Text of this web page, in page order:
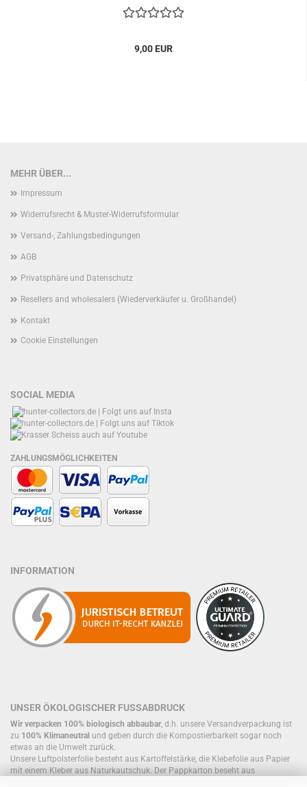
9,00 EUR
MEHR ÜBER...
Impressum
Widerrufsrecht & Muster-Widerrufsformular
Versand-, Zahlungsbedingungen
AGB
Privatsphäre und Datenschutz
Resellers and wholesalers (Wiederverkäufer u. Großhandel)
Kontakt
Cookie Einstellungen
SOCIAL MEDIA
ZAHLUNGSMÖGLICHKEITEN
INFORMATION
UNSER ÖKOLOGISCHER FUSSABDRUCK
Wir verpacken 100% biologisch abbaubar, d.h. unsere Versandverpackung ist
zu 100% Klimaneutral und geben durch die Kompostierbarkeit sogar noch
etwas an die Umwelt zurück.
Unsere Luftpolsterfolie besteht aus Kartoffelstärke, die Klebefolie aus Papier
mit einem Kleber aus Naturkautschuk. Der Pappkarton beseht aus